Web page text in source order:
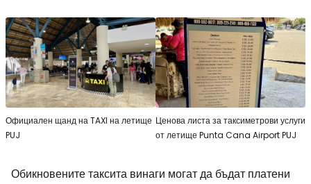
Официален щанд на TAXI на летище
PUJ
Ценова листа за таксиметрови услуги
от летище Punta Cana Airport PUJ
Обикновените таксита винаги могат да бъдат платени